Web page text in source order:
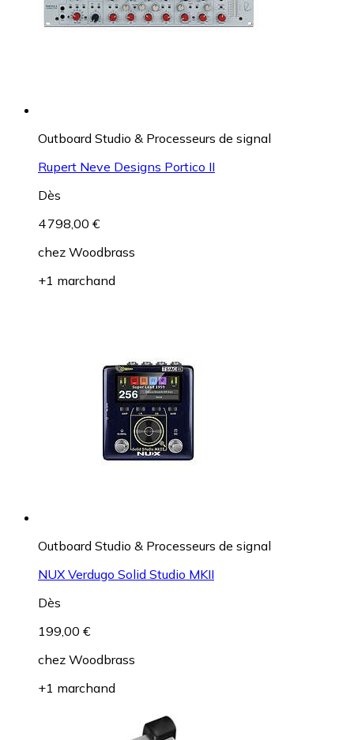
Outboard Studio & Processeurs de signal
Rupert Neve Designs Portico II
Dès
4 798,00 €
chez Woodbrass
+1 marchand
Outboard Studio & Processeurs de signal
NUX Verdugo Solid Studio MKII
Dès
199,00 €
chez Woodbrass
+1 marchand